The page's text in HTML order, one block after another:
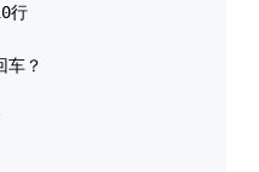
ah,1	;10行
al,13	;回车？